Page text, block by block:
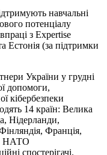
навчальні
потенціалу
з Expertise
Естонія (за підтримки
України у грудні
допомоги,
кібербезпеки
14 країн: Велика
Нідерланди,
Франція,
НАТО
спостерігачі.